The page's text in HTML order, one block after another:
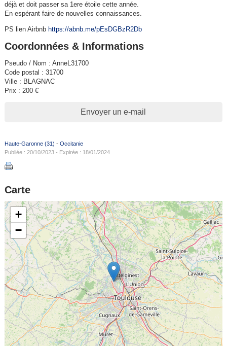
déjà et doit passer sa 1ere étoile cette année.
En espérant faire de nouvelles connaissances.
PS lien Airbnb https://abnb.me/pEsDGBzR2Db
Coordonnées & Informations
Pseudo / Nom : AnneL31700
Code postal : 31700
Ville : BLAGNAC
Prix : 200 €
Envoyer un e-mail
Haute-Garonne (31) - Occitanie
Publiée : 20/10/2023 - Expirée : 18/01/2024
Carte
+
−